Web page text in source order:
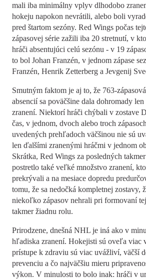
mali iba minimálny vplyv dlhodobo
hokeju napokon nevrátili, alebo boli
pred štartom sezóny. Red Wings počas
zápasovej série zažili iba 20 stretnutí, v
hráči absentujúci celú sezónu - v 19
to bol Johan Franzén, v jednom zápase
Franzén, Henrik Zetterberg a Jevgenij
Smutným faktom je aj to, že 763-
absencií sa poväčšine dala dohromady
zranení. Niektorí hráči chýbali v zostave
čas, v jednom, dvoch alebo troch
uvedených prehľadoch väčšinou nie sú
len ďalšími zranenými hráčmi v jednom
Skrátka, Red Wings za posledných
postretlo také veľké množstvo zranení,
prekrývali a na mesiace dopredu
tomu, že sa nedočká kompletnej zostavy,
niekoľko zápasov nehrali pri formovaní
takmer žiadnu rolu.
Prirodzene, dnešná NHL je iná ako v
hľadiska zranení. Hokejisti sú oveľa viac
prístupe k zdraviu sú viac uvážliví, väčší
prevenciu a čo najväčšiu mieru
výkon. V minulosti to bolo inak: hráči v